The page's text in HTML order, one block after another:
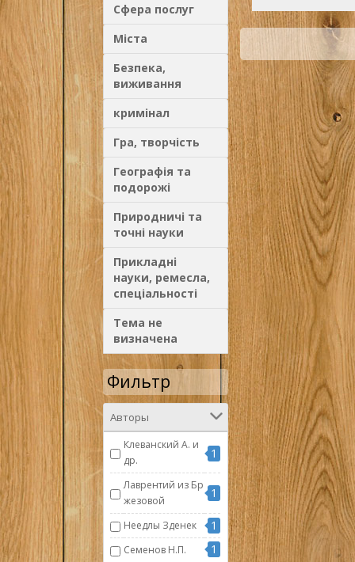
Сфера послуг
Міста
Безпека,
виживання
кримінал
Гра, творчість
Географія та
подорожі
Природничі та
точні науки
Прикладні
науки, ремесла,
спеціальності
Тема не
визначена
Фильтр
Авторы
Клеванский А. и
др.
1
Лаврентий из Бр
жезовой
1
Неедлы Зденек 1
Семенов Н.П. 1